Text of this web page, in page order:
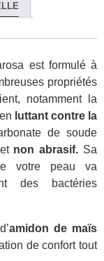
est formulé à
propriétés
notamment la
luttant contre la
de soude
non abrasif. Sa
votre peau va
des bactéries
amidon de maïs
de confort tout